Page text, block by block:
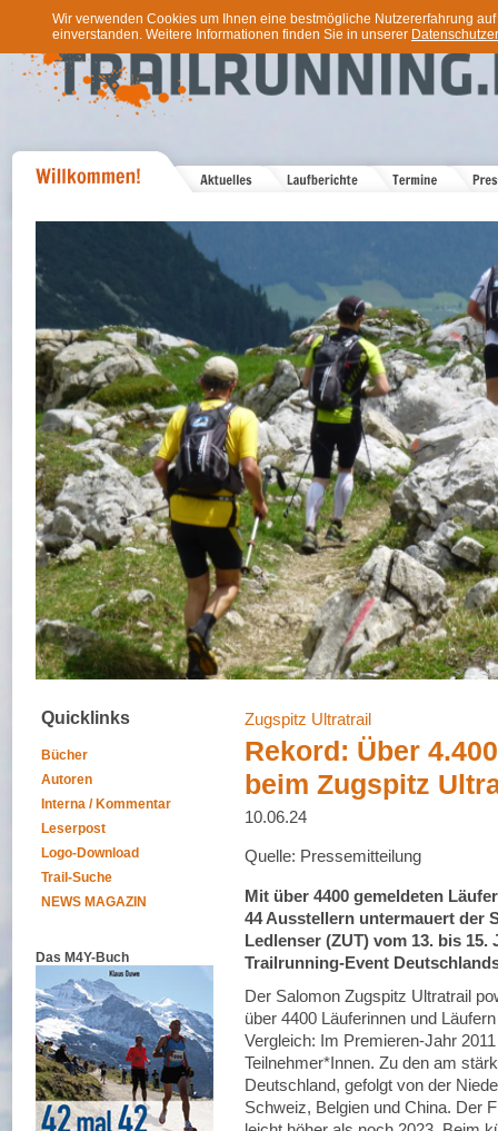
Wir verwenden Cookies um Ihnen eine bestmögliche Nutzererfahrung
einverstanden. Weitere Informationen finden Sie in unserer
Quicklinks
Bücher
Autoren
Interna / Kommentar
Leserpost
Logo-Download
Trail-Suche
NEWS MAGAZIN
Das M4Y-Buch
Zugspitz Ultratrail
Rekord: Über
beim Zugspitz
10.06.24
Quelle: Pressemitteilung
Mit über 4400 gemeldeten
44 Ausstellern untermauert der
Ledlenser (ZUT) vom 13. bis
Trailrunning-Event
Der Salomon Zugspitz Ultratrail
über 4400 Läuferinnen und
Vergleich: Im Premieren-Jahr
Teilnehmer*Innen. Zu den am
Deutschland, gefolgt von der
Schweiz, Belgien und China. Der